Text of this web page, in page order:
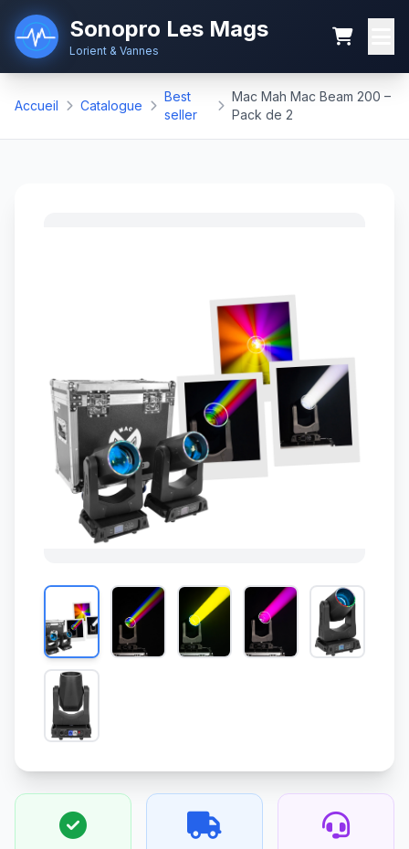
Sonopro Les Mags
Lorient & Vannes
Accueil Catalogue
Best
seller
Mac Mah Mac Beam 200 –
Pack de 2